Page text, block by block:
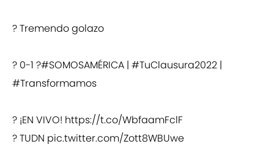
? Tremendo golazo
? 0-1 ?#SOMOSAMÉRICA | #TuClausura2022 |
#Transformamos
? ¡EN VIVO! https://t.co/WbfaamFclF
? TUDN pic.twitter.com/Zott8WBUwe